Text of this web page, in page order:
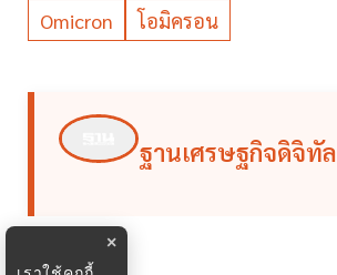
Omicron
โอมิครอน
ฐานเศรษฐกิจดิจิทัล
×